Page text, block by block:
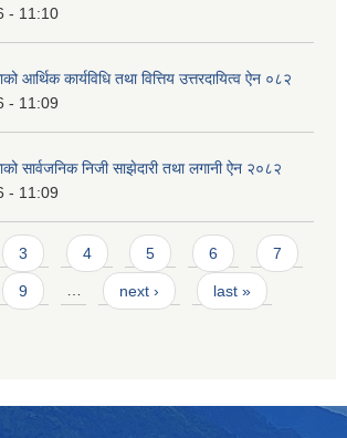
- 11:10
आर्थिक कार्यविधि तथा वित्तिय उत्तरदायित्व ऐन ०८२
- 11:09
सार्वजनिक निजी साझेदारी तथा लगानी ऐन २०८२
- 11:09
3 4 5 6 7
9 … next › last »